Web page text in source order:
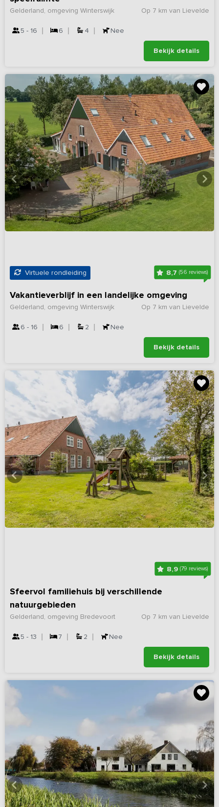
Op 7 km van Lievelde
Gelderland, omgeving Winterswijk
5 - 16 6 4 Nee
Bekijk details
Virtuele rondleiding 8,7 (56 reviews)
Vakantieverblijf in een landelijke omgeving
Op 7 km van Lievelde
Gelderland, omgeving Winterswijk
6 - 16 6 2 Nee
Bekijk details
8,9 (79 reviews)
Sfeervol familiehuis bij verschillende
natuurgebieden
Op 7 km van Lievelde
Gelderland, omgeving Bredevoort
5 - 13 7 2 Nee
Bekijk details